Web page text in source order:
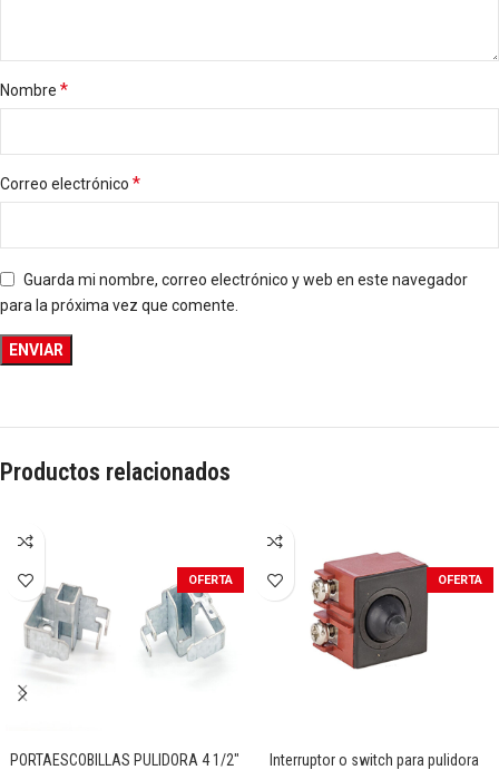
Nombre *
Correo electrónico *
Guarda mi nombre, correo electrónico y web en este navegador
para la próxima vez que comente.
Productos relacionados
OFERTA
PORTAESCOBILLAS PULIDORA 4 1/2″
OFERTA
Interruptor o switch para pulidora